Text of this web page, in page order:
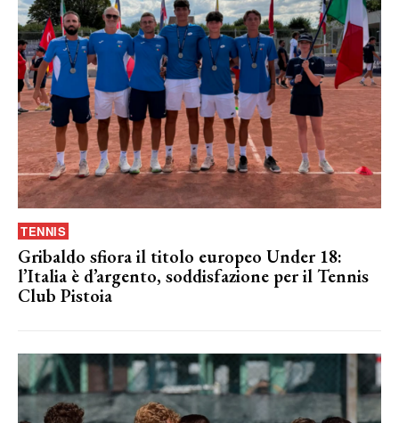
TENNIS
Gribaldo sfiora il titolo europeo Under 18:
l’Italia è d’argento, soddisfazione per il Tennis
Club Pistoia